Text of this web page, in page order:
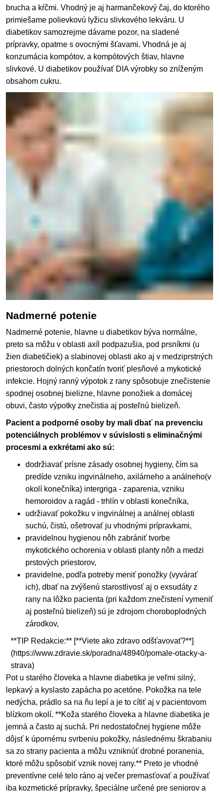
brucha a kŕčmi. Vhodný je aj harmančekový čaj, do ktorého
primiešame polievkovú lyžicu slivkového lekváru. U
diabetikov samozrejme dávame pozor, na sladené
prípravky, opatrne s ovocnými šťavami. Vhodná je aj
konzumácia kompótov, a kompótových štiav, hlavne
slivkové. U diabetikov používať DIA výrobky so zníženým
obsahom cukru.
Nadmerné potenie
Nadmerné potenie, hlavne u diabetikov býva normálne,
preto sa môžu v oblasti axíl podpazušia, pod prsníkmi (u
žien diabetičiek) a slabinovej oblasti ako aj v medziprstných
priestoroch dolných končatín tvoriť plesňové a mykotické
infekcie. Hojný ranný výpotok z rany spôsobuje znečistenie
spodnej osobnej bielizne, hlavne ponožiek a domácej
obuvi, často výpotky znečistia aj posteľnú bielizeň.
Pacient a podporné osoby by mali dbať na prevenciu
potenciálnych problémov v súvislosti s eliminačnými
procesmi a exkrétami ako sú:
dodržiavať prísne zásady osobnej hygieny, čím sa
predíde vzniku ingvinálneho, axilárneho a análneho(v
okolí konečníka) intergriga - zaparenia, vzniku
hemoroidov a ragád - trhlín v oblasti konečníka,
udržiavať pokožku v ingvinálnej a análnej oblasti
suchú, čistú, ošetrovať ju vhodnými prípravkami,
pravidelnou hygienou nôh zabrániť tvorbe
mykotického ochorenia v oblasti planty nôh a medzi
prstových priestorov,
pravidelne, podľa potreby meniť ponožky (vyvárať
ich), dbať na zvýšenú starostlivosť aj o exsudáty z
rany na lôžko pacienta (pri každom znečistení vymeniť
aj posteľnú bielizeň) sú je zdrojom choroboplodných
zárodkov,
**TIP Redakcie:** [**Viete ako zdravo odšťavovať?**]
(https://www.zdravie.sk/poradna/48940/pomale-otacky-a-
strava)
Pot u starého človeka a hlavne diabetika je veľmi silný,
lepkavý a kyslasto zapácha po acetóne. Pokožka na tele
nedýcha, prádlo sa na ňu lepí a je to cítiť aj v pacientovom
blízkom okolí. **Koža starého človeka a hlavne diabetika je
jemná a často aj suchá. Pri nedostatočnej hygiene môže
dôjsť k úpornému svrbeniu pokožky, následnému škrabaniu
sa zo strany pacienta a môžu vzniknúť drobné poranenia,
ktoré môžu spôsobiť vznik novej rany.** Preto je vhodné
preventívne celé telo ráno aj večer premasťovať a používať
iba kozmetické prípravky, špeciálne určené pre seniorov a